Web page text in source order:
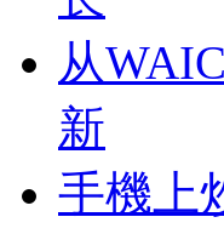
从
新
手機上